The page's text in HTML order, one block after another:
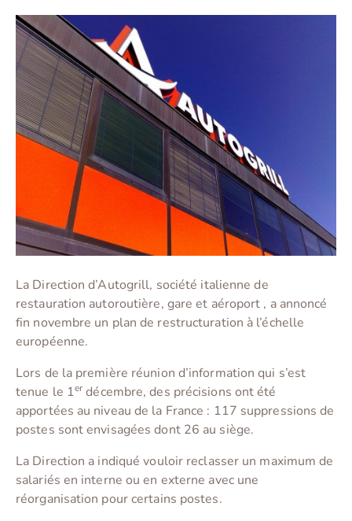
La Direction d’Autogrill, société italienne de
restauration autoroutière, gare et aéroport , a annoncé
fin novembre un plan de restructuration à l’échelle
européenne.
Lors de la première réunion d’information qui s’est
tenue le 1er décembre, des précisions ont été
apportées au niveau de la France : 117 suppressions de
postes sont envisagées dont 26 au siège.
La Direction a indiqué vouloir reclasser un maximum de
salariés en interne ou en externe avec une
réorganisation pour certains postes.